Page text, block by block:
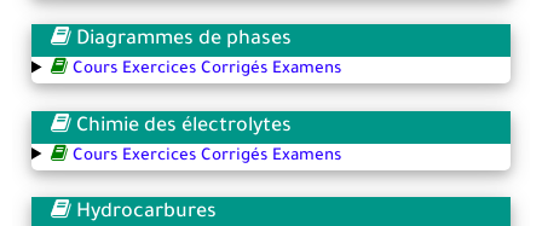
Diagrammes de phases
Cours Exercices Corrigés Examens
Chimie des électrolytes
Cours Exercices Corrigés Examens
Hydrocarbures